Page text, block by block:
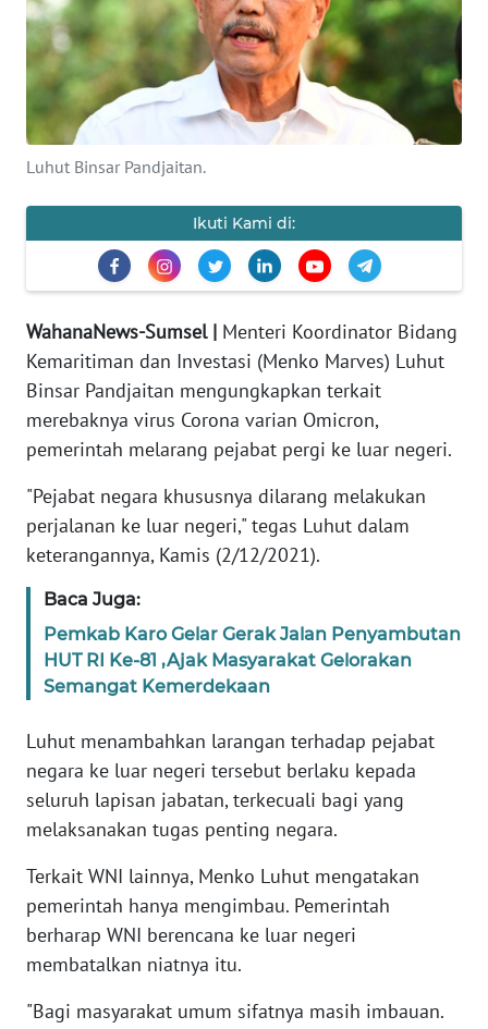
Luhut Binsar Pandjaitan.
Ikuti Kami di:
WahanaNews-Sumsel | Menteri Koordinator Bidang
Kemaritiman dan Investasi (Menko Marves) Luhut
Binsar Pandjaitan mengungkapkan terkait
merebaknya virus Corona varian Omicron,
pemerintah melarang pejabat pergi ke luar negeri.
"Pejabat negara khususnya dilarang melakukan
perjalanan ke luar negeri," tegas Luhut dalam
keterangannya, Kamis (2/12/2021).
Baca Juga:
Pemkab Karo Gelar Gerak Jalan Penyambutan
HUT RI Ke-81 ,Ajak Masyarakat Gelorakan
Semangat Kemerdekaan
Luhut menambahkan larangan terhadap pejabat
negara ke luar negeri tersebut berlaku kepada
seluruh lapisan jabatan, terkecuali bagi yang
melaksanakan tugas penting negara.
Terkait WNI lainnya, Menko Luhut mengatakan
pemerintah hanya mengimbau. Pemerintah
berharap WNI berencana ke luar negeri
membatalkan niatnya itu.
"Bagi masyarakat umum sifatnya masih imbauan.
Informasi
INDEKS
BERITA
KONTAK
KAMI
KAMI
PEDOMAN
MEDIA
SIBER
REDAKSI
KARIR
DISCLAIMER
Wahana
Regional
SUMUT
WN
JAKARTA
JABAR
WN